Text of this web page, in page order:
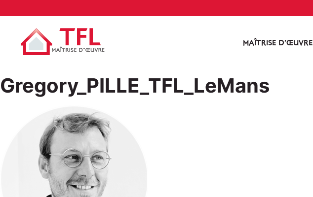
MAÎTRISE D’ŒUVRE
Gregory_PILLE_TFL_LeMans